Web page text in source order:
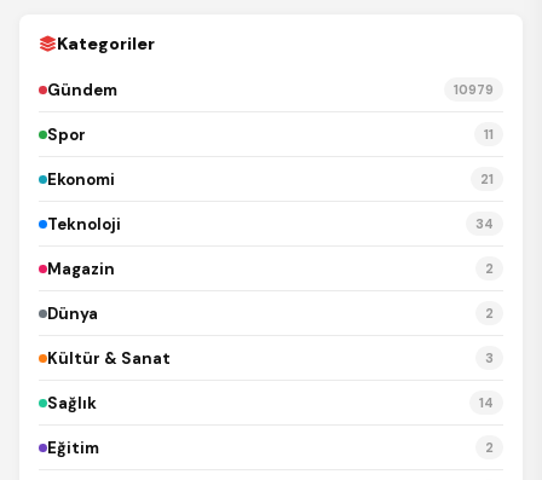
Kategoriler
Gündem 10979
Spor 11
Ekonomi 21
Teknoloji 34
Magazin 2
Dünya 2
Kültür & Sanat 3
Sağlık 14
Eğitim 2